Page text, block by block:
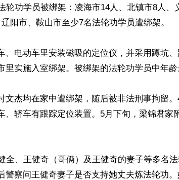
轮功学员被绑架：凌海市14人、北镇市8人、
阳市、鞍山市至少7名法轮功学员遭绑架。
、电动车里安装磁吸的定位仪，并采用蹲坑
实施入室绑架。被绑架的法轮功学员中年龄
文杰均在家中遭绑架，随后被非法刑事拘留
、轿车有跟踪定位装置。5月下旬，梁锦君家
全、王健奇（哥俩）及王健奇的妻子等多名
警察问王健奇妻子是否支持她丈夫炼法轮功。